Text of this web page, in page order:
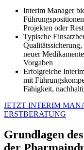
Interim Manager
Projekten oder
Typische
neuer
Vorgaben
Erfolgreiche
mit
Fähigkeit,
JETZT INTERIM
ERSTBERATUNG
Grundlagen
der